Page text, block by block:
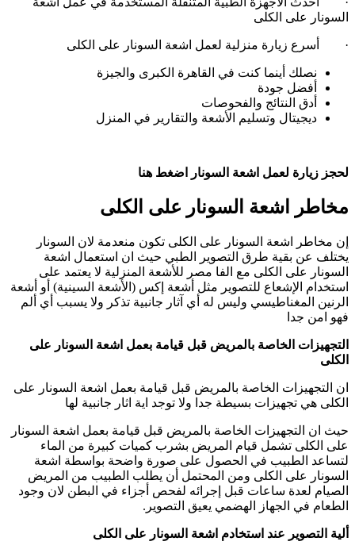
السونار على الكلى
· أسرع زيارة منزلية لعمل اشعة السونار على الكلى
نصلك أينما كنت في القاهرة الكبرى والجيزة
أفضل جودة
أدق النتائج والفحوصات
ديجيتال وتسليم الأشعة والتقارير في المنزل
لحجز زيارة لعمل اشعة السونار اضغط هنا
مخاطر اشعة السونار على الكلى
إن مخاطر اشعة السونار على الكلى تكون منعدمة لان السونار
يختلف عن بقية طرق التصوير الطبي حيث ان استعمال اشعة
السونار على الكلى مع الفا مصر للأشعة المنزلية لا يعتمد على
استخدام الإشعاع للتصوير مثل أشعة إكس (الأشعة السينية) أو أشعة
الرنين المغناطيسي وليس له أي آثار جانبية تذكر ولا يسبب أي ألم
فهو امن جدا
التجهيزات الخاصة بالمريض قبل قيامة بعمل اشعة السونار على
الكلى
ان التجهيزات الخاصة بالمريض قبل قيامة بعمل اشعة السونار على
الكلى هي تجهيزات بسيطة جدا ولا توجد اية اثار جانبية لها
حيث ان التجهيزات الخاصة بالمريض قبل قيامة بعمل اشعة السونار
على الكلى تشمل قيام المريض بشرب كميات كبيرة من الماء
لتساعد الطبيب في الحصول على صورة واضحة بواسطة اشعة
السونار على الكلى ومن المحتمل أن يطلب الطبيب من المريض
الصيام لعدة ساعات قبل إجرائه لفحص أجزاء في البطن لان وجود
الطعام في الجهاز الهضمي يعيق التصوير.
ألية التصوير عند استخادم اشعة السونار على الكلى